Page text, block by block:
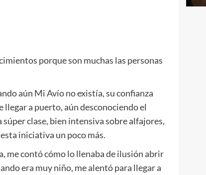
porque son muchas las personas
aún Mi Avío no existía, su confianza
llegar a puerto, aún desconociendo el
súper clase, bien intensiva sobre alfajores,
iniciativa un poco más.
me contó cómo lo llenaba de ilusión abrir
era muy niño, me alentó para llegar a